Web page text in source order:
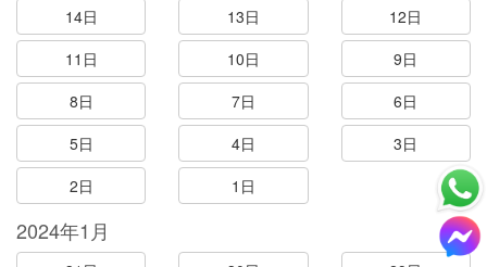
14日
13日
12日
11日
10日
9日
8日
7日
6日
5日
4日
3日
2日
1日
2024年1月